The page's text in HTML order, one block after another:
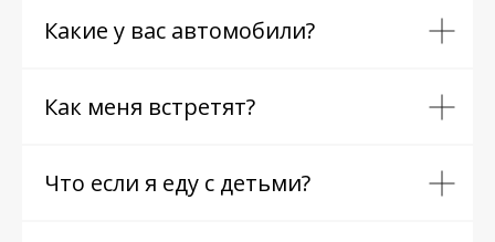
Какие у вас автомобили?
Как меня встретят?
Что если я еду с детьми?